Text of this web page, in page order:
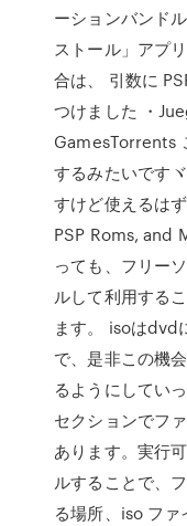
ーションバンド
ストール」アプ
合は、 引数に
つけました ・
GamesTorrents
するみたいです
すけど使えるは
PSP Roms, and
っても、フリー
ルして利用する
ます。 isoはdvd
で、是非この機
るようにしてい
セクションでフ
あります。実行
ルすることで、
る場所、iso フ